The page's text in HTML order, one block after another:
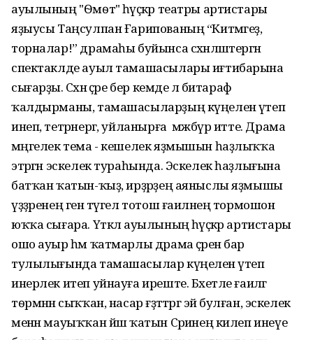
ауылының "Ѳмѳт" һәүәҫкәр театры артистары
яҙыусы Таңсулпан Ғарипованың “Китмәгеҙ,
торналар!” драмаһы буйынса сәхнәләштергән
спектаклде ауыл тамашасылары иғтибарына
сығарҙы. Сәхнә әҫәре бер кемде лә битараф
ҡалдырманы, тамашасыларҙың күңеленә үтеп
инеп, тетрәнергә, уйланырға мәжбүр итте. Драма
мәңгелек тема - кешелек яҙмышын һаҙлыҡҡа
этәргән эскелек тураһында. Эскелек һаҙлығына
батҡан ҡатын-ҡыҙ, ирҙәрҙең аяныслы яҙмышы
үҙҙәренең генә түгел тотош ғаиләнең тормошон
юҡҡа сығара. Үткәл ауылының һәүәҫкәр артистары
ошо ауыр һәм ҡатмарлы драма әҫәрен бар
тулылығында тамашасылар күңеленә үтеп
инерлек итеп уйнауға иреште. Бәхетле ғаиләгә
тѳрмәнән сыҡҡан, насар ғәҙәттәргә эйә булған, эскелек
менән мауыҡҡан йәш ҡатын Сәриәнең килеп инеүе